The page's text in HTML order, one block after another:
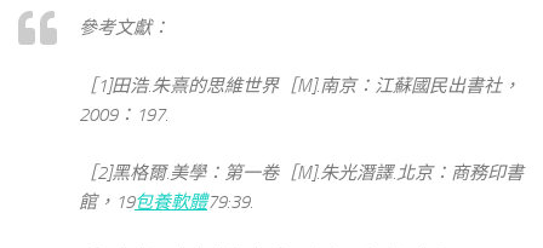
參考文獻：
［1]田浩.朱熹的思維世界［M].南京：江蘇國民出書社，
2009：197.
［2]黑格爾.美學：第一卷［M].朱光潛譯.北京：商務印書
館，19包養軟體79:39.